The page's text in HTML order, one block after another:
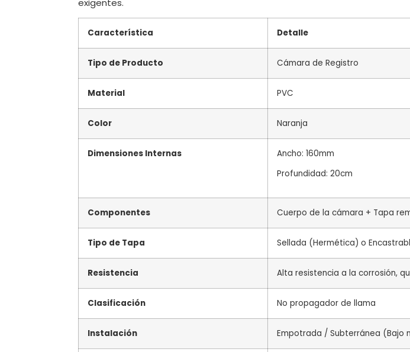
Característica Detalle
Tipo de Producto Cámara de Registro
Material PVC
Color Naranja
Dimensiones Internas
Ancho: 160mm
Profundidad: 20cm
Componentes Cuerpo de la cámara + Tapa
Tipo de Tapa Sellada (Hermética) o
Resistencia Alta resistencia a la corrosión,
Clasificación No propagador de llama
Instalación Empotrada / Subterránea (Bajo